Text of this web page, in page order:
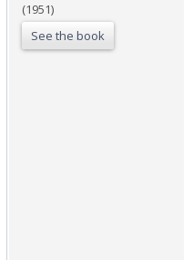
(1951)
See the book